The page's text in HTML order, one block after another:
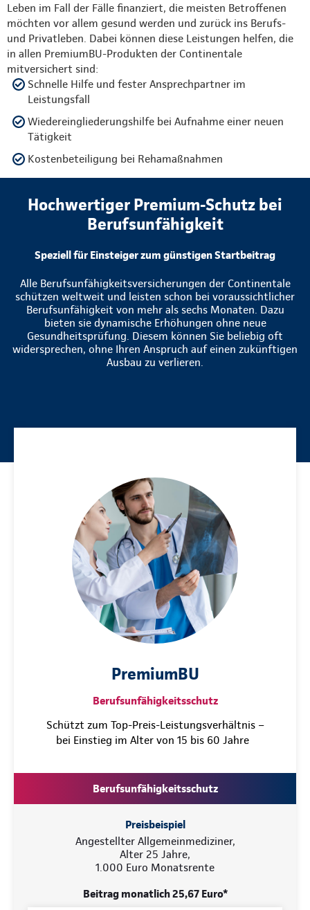
Leben im Fall der Fälle finanziert, die meisten Betroffenen
möchten vor allem gesund werden und zurück ins Berufs-
und Privatleben. Dabei können diese Leistungen helfen, die
in allen PremiumBU-Produkten der Continentale
mitversichert sind:
Schnelle Hilfe und fester Ansprechpartner im
Leistungsfall
Wiedereingliederungshilfe bei Aufnahme einer neuen
Tätigkeit
Kostenbeteiligung bei Rehamaßnahmen
Hochwertiger Premium-Schutz bei
Berufsunfähigkeit
Speziell für Einsteiger zum günstigen Startbeitrag
Alle Berufsunfähigkeitsversicherungen der Continentale
schützen weltweit und leisten schon bei voraussichtlicher
Berufsunfähigkeit von mehr als sechs Monaten. Dazu
bieten sie dynamische Erhöhungen ohne neue
Gesundheitsprüfung. Diesem können Sie beliebig oft
widersprechen, ohne Ihren Anspruch auf einen zukünftigen
Ausbau zu verlieren.
PremiumBU
Berufsunfähigkeitsschutz
Schützt zum Top-Preis-Leistungsverhältnis –
bei Einstieg im Alter von 15 bis 60 Jahre
Berufsunfähigkeitsschutz
Preisbeispiel
Angestellter Allgemeinmediziner,
Alter 25 Jahre,
1.000 Euro Monatsrente
Beitrag monatlich 25,67 Euro*